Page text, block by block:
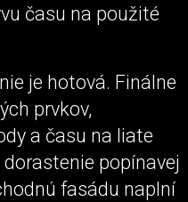
času na použité
je hotová. Finálne
prvkov,
a času na liate
popínavej
fasádu naplní